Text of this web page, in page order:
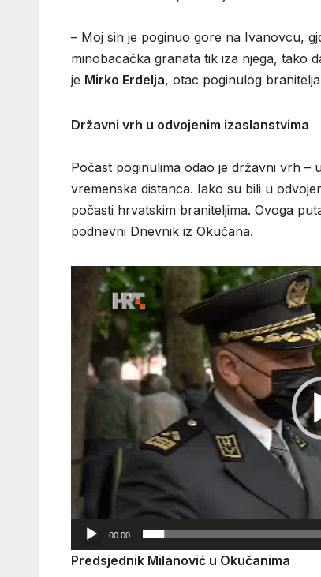
– Moj sin je poginuo gore na Ivanovcu,
minobacačka granata tik iza njega, tako
je Mirko Erdelja, otac poginulog branitelja
Državni vrh u odvojenim izaslanstvima
Počast poginulima odao je državni vrh –
vremenska distanca. Iako su bili u
počasti hrvatskim braniteljima. Ovoga
podnevni Dnevnik iz Okučana.
Reproduktor
videozapisa
00:00
Predsjednik Milanović u Okučanima